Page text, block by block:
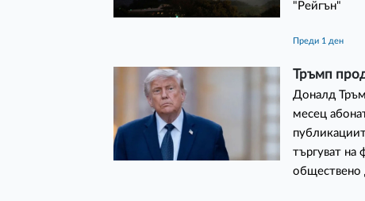
"Рейгън"
преди 1 ден
Тръмп
Доналд
месец
търгуват на
обществено